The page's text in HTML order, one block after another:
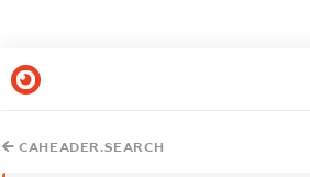
CAHEADER.SEARCH